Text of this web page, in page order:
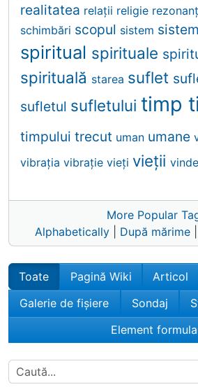
realitatea relații religie
schimbări scopul sistem
spiritual spirituale
spirituală starea suflet
sufletul sufletului timp
timpului trecut uman umane
vibraţia vibrație vieți vieții
More Popular
Alphabetically| După mărime|
Toate Pagină Wiki Articol
Galerie de fișiere
Sondaj
Element